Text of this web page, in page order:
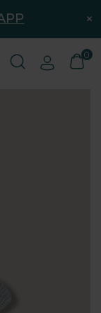
×
0